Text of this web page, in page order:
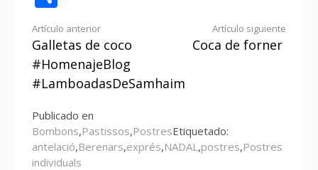
Seguir
leyendo
Artículo anterior
Galletas de coco
#HomenajeBlog
#LamboadasDeSamhaim
Artículo siguiente
Coca de forner
Publicado en
Bombons,Pastissos,PostresEtiquetado:
antelació,Berenars,exprés,NADAL ,postres,Postres
individuals